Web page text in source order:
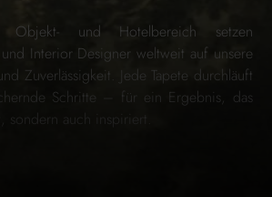
Objekt- und Hotelbereich setzen
Interior Designer weltweit auf unsere
Zuverlässigkeit. Jede Tapete durchläuft
Schritte – für ein Ergebnis, das
sondern auch inspiriert.